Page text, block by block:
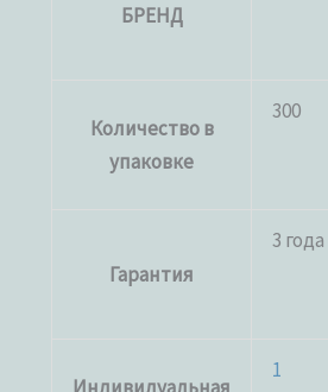
БРЕНД
Количество в
упаковке
300
Гарантия
3 года
1